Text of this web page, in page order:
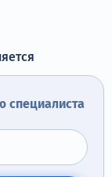
специалиста